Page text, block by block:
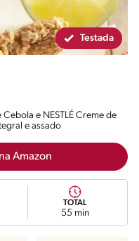
Testada
e NESTLÉ Creme de
e assado
Amazon
TOTAL
55 min